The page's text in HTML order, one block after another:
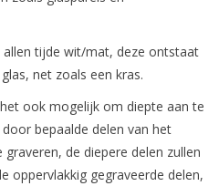
allen tijde wit/mat, deze ontstaat
net zoals een kras.
ook mogelijk om diepte aan te
bepaalde delen van het
de diepere delen zullen
oppervlakkig gegraveerde delen,